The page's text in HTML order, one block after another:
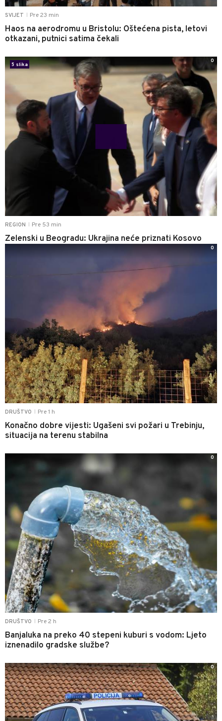
SVIJET Pre 23 min
Haos na aerodromu u Bristolu: Oštećena pista, letovi
otkazani, putnici satima čekali
REGION Pre 53 min
Zelenski u Beogradu: Ukrajina neće priznati Kosovo
5 slika
0
DRUŠTVO Pre 1 h
Konačno dobre vijesti: Ugašeni svi požari u Trebinju,
situacija na terenu stabilna
0
DRUŠTVO Pre 2 h
Banjaluka na preko 40 stepeni kuburi s vodom: Ljeto
iznenadilo gradske službe?
0
0